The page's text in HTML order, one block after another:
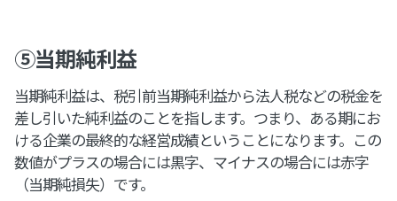
⑤当期純利益
当期純利益は、税引前当期純利益から法人税などの税金を
差し引いた純利益のことを指します。つまり、ある期にお
ける企業の最終的な経営成績ということになります。この
数値がプラスの場合には黒字、マイナスの場合には赤字
（当期純損失）です。